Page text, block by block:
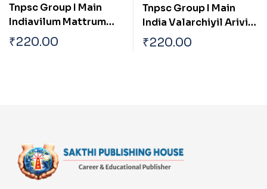
Tnpsc Group I Main
Indiavilum Mattrum
Tamilnaatilum Ulla
Samuga Prachanaigal
₹220.00
Tnpsc Group I Main
India Valarchiyil Arivial
Mattrum
Thozhilnutpaththin
₹220.00